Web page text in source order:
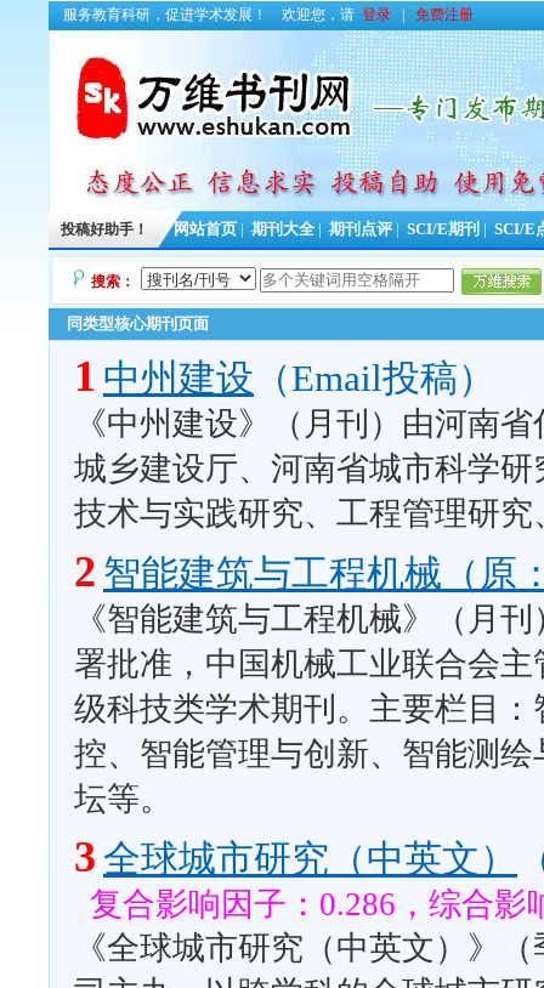
服务教育科研，促进学术发展！ 欢迎您，请 登录 免费注册
投稿好助手！ 网站首页 期刊大全 期刊点评 SCI/E期刊 SCI/E
搜索：
同类型核心期刊页面
1 中州建设 （Email投稿）
《中州建设》（月刊）由河南
城乡建设厅、河南省城市科学
技术与实践研究、工程管理研
2 智能建筑与工程机械（原
《智能建筑与工程机械》（月
署批准，中国机械工业联合会
级科技类学术期刊。主要栏目
控、智能管理与创新、智能测
坛等。
3 全球城市研究（中英文）
复合影响因子：0.286，综合影
《全球城市研究（中英文）》